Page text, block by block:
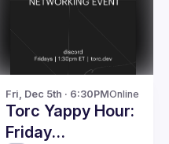
Fri, Dec 5th · 6:30PMOnline
Torc Yappy Hour:
Friday